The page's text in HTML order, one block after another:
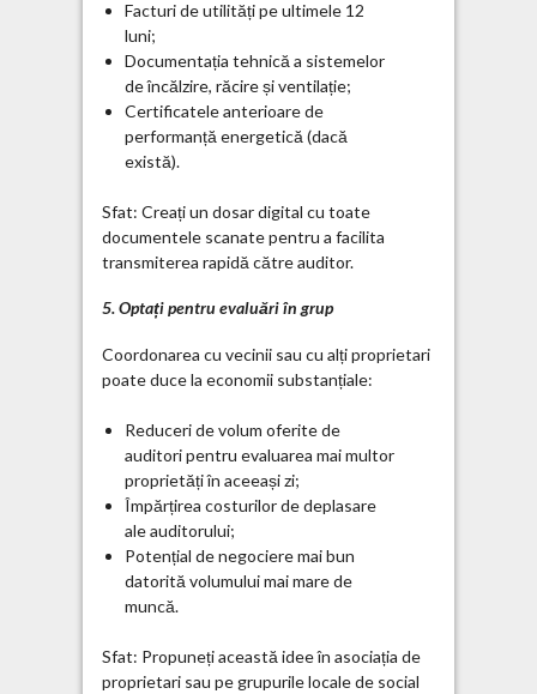
Facturi de utilități pe ultimele 12
luni;
Documentația tehnică a sistemelor
de încălzire, răcire și ventilație;
Certificatele anterioare de
performanță energetică (dacă
există).
Sfat: Creați un dosar digital cu toate
documentele scanate pentru a facilita
transmiterea rapidă către auditor.
5. Optați pentru evaluări în grup
Coordonarea cu vecinii sau cu alți proprietari
poate duce la economii substanțiale:
Reduceri de volum oferite de
auditori pentru evaluarea mai multor
proprietăți în aceeași zi;
Împărțirea costurilor de deplasare
ale auditorului;
Potențial de negociere mai bun
datorită volumului mai mare de
muncă.
Sfat: Propuneți această idee în asociația de
proprietari sau pe grupurile locale de social